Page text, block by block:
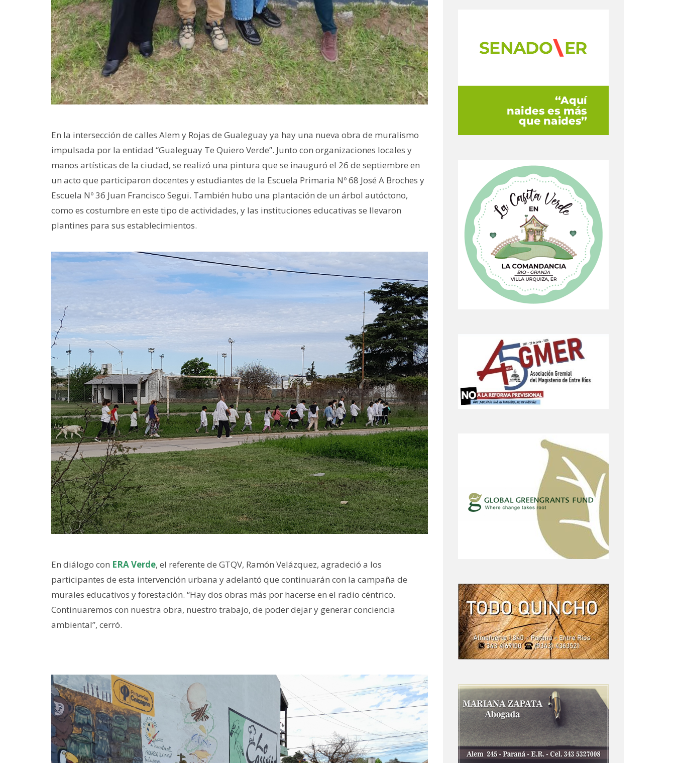
En la intersección de calles Alem y Rojas de Gualeguay ya hay una nueva obra de muralismo
impulsada por la entidad “Gualeguay Te Quiero Verde”. Junto con organizaciones locales y
manos artísticas de la ciudad, se realizó una pintura que se inauguró el 26 de septiembre en
un acto que participaron docentes y estudiantes de la Escuela Primaria Nº 68 José A Broches y
Escuela Nº 36 Juan Francisco Segui. También hubo una plantación de un árbol autóctono,
como es costumbre en este tipo de actividades, y las instituciones educativas se llevaron
plantines para sus establecimientos.
En diálogo con ERA Verde, el referente de GTQV, Ramón Velázquez, agradeció a los
participantes de esta intervención urbana y adelantó que continuarán con la campaña de
murales educativos y forestación. “Hay dos obras más por hacerse en el radio céntrico.
Continuaremos con nuestra obra, nuestro trabajo, de poder dejar y generar conciencia
ambiental”, cerró.